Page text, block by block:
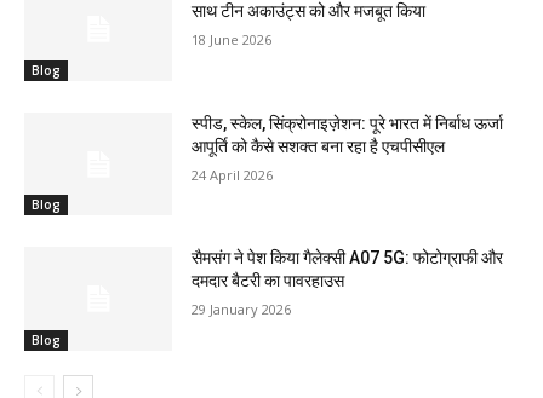
Blog
साथ टीन अकाउंट्स को और मजबूत किया
18 June 2026
Blog
स्पीड, स्केल, सिंक्रोनाइज़ेशन: पूरे भारत में निर्बाध ऊर्जा
आपूर्ति को कैसे सशक्त बना रहा है एचपीसीएल
24 April 2026
Blog
सैमसंग ने पेश किया गैलेक्सी A07 5G: फोटोग्राफी और
दमदार बैटरी का पावरहाउस
29 January 2026